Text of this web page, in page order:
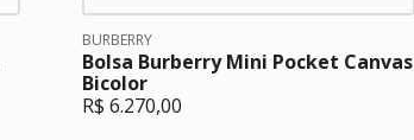
BURBERRY
Bolsa Burberry Mini Pocket Canvas
Bicolor
R$ 6.270,00